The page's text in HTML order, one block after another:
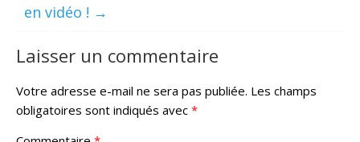
en vidéo ! →
Laisser un commentaire
Votre adresse e-mail ne sera pas publiée. Les champs
obligatoires sont indiqués avec *